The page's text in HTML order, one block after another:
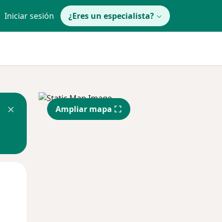
Iniciar sesión ¿Eres un especialista?
Ampliar mapa